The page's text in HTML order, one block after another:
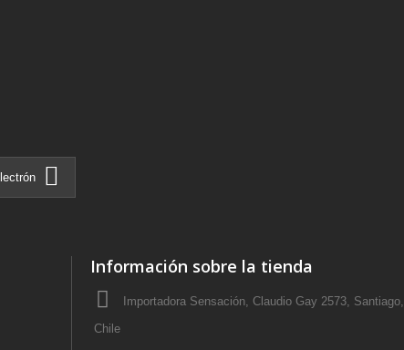
Información sobre la tienda
Importadora Sensación, Claudio Gay 2573, Santiago,
Chile